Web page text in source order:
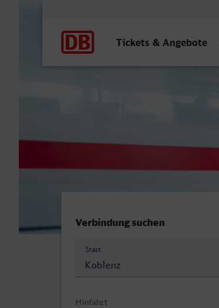
Tickets & Angebote
Verbindung suchen
Start
Hinfahrt